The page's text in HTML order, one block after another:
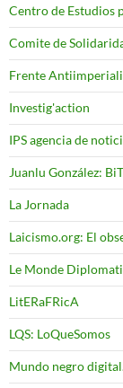
Centro de Estudios
Comite de
Frente
Investig'action
IPS agencia de
Juanlu González:
La Jornada
Laicismo.org: El
Le Monde
LitERaFRicA
LQS: LoQueSomos
Mundo negro